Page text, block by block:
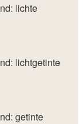
lichte
lichtgetinte
getinte